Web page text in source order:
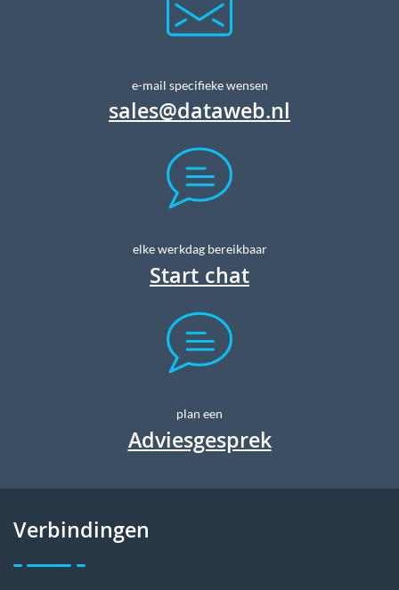
e-mail specifieke wensen
sales@dataweb.nl
elke werkdag bereikbaar
Start chat
plan een
Adviesgesprek
Verbindingen